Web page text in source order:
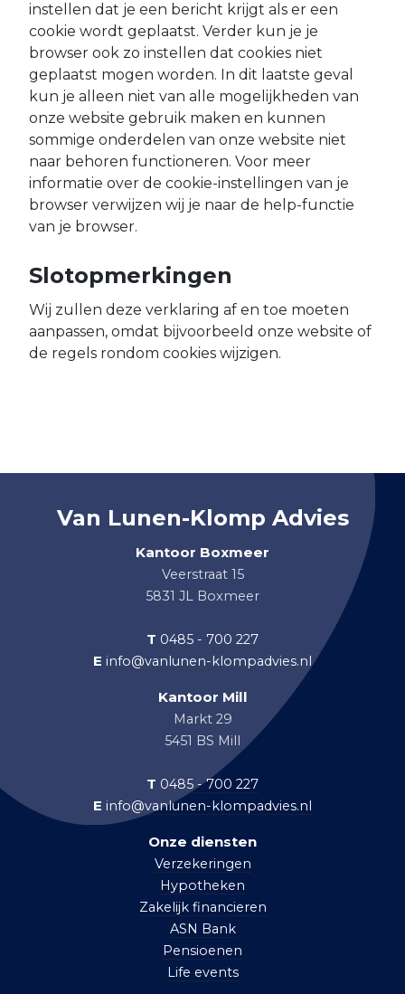
instellen dat je een bericht krijgt als er een
cookie wordt geplaatst. Verder kun je je
browser ook zo instellen dat cookies niet
geplaatst mogen worden. In dit laatste geval
kun je alleen niet van alle mogelijkheden van
onze website gebruik maken en kunnen
sommige onderdelen van onze website niet
naar behoren functioneren. Voor meer
informatie over de cookie-instellingen van je
browser verwijzen wij je naar de help-functie
van je browser.
Slotopmerkingen
Wij zullen deze verklaring af en toe moeten
aanpassen, omdat bijvoorbeeld onze website of
de regels rondom cookies wijzigen.
Van Lunen-Klomp Advies
Kantoor Boxmeer
Veerstraat 15
5831 JL Boxmeer
T 0485 - 700 227
E info@vanlunen-klompadvies.nl
Kantoor Mill
Markt 29
5451 BS Mill
T 0485 - 700 227
E info@vanlunen-klompadvies.nl
Onze diensten
Verzekeringen
Hypotheken
Zakelijk financieren
ASN Bank
Pensioenen
Life events